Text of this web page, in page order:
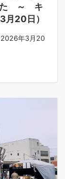
た ～ キ
20日）
2026年3月20